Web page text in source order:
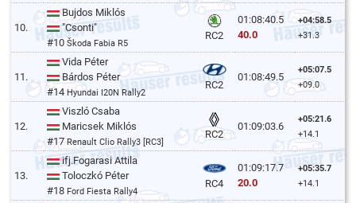
10.
Bujdos Miklós
"Csonti"
#10Škoda Fabia R5
RC2
01:08:40.5
40.0
+04:58.5
+31.3
11.
Vida Péter
Bárdos Péter
#14Hyundai I20N Rally2
RC2
01:08:49.5
+05:07.5
+09.0
12.
Viszló Csaba
Maricsek Miklós
#17Renault Clio Rally3 [RC3]
RC2
01:09:03.6
+05:21.6
+14.1
13.
ifj.Fogarasi Attila
Toloczkó Péter
#18 Ford Fiesta Rally4
RC4
01:09:17.7
20.0
+05:35.7
+14.1